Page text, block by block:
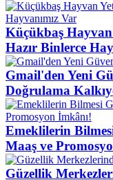
Küçükbaş Hayvan
Hazır Binlerce
Gmail'den Yeni
Doğrulama
Emeklilerin
Maaş ve
Güzellik